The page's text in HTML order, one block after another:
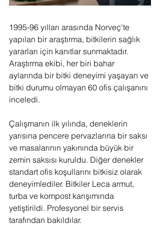
1995-96 yılları arasında Norveç'te
yapılan bir araştırma, bitkilerin sağlık
yararları için kanıtlar sunmaktadır.
Araştırma ekibi, her biri bahar
aylarında bir bitki deneyimi yaşayan ve
bitki durumu olmayan 60 ofis çalışanını
inceledi.
Çalışmanın ilk yılında, deneklerin
yarısına pencere pervazlarına bir saksı
ve masalarının yakınında büyük bir
zemin saksısı kuruldu. Diğer denekler
standart ofis koşullarını bitkisiz olarak
deneyimlediler. Bitkiler Leca armut,
turba ve kompost karışımında
yetiştirildi. Profesyonel bir servis
tarafından bakıldılar.